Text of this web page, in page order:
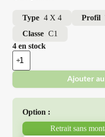
Type 4 X 4 Profil
Classe C1
4 en stock
quantité
de
Triangle
Pneus
Neufs
Saisons
235/65R17
Ajouter
Option :
Retrait sans